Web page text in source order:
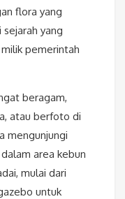
flora yang
yang
pemerintah
beragam,
atau berfoto di
mengunjungi
area kebun
mulai dari
untuk